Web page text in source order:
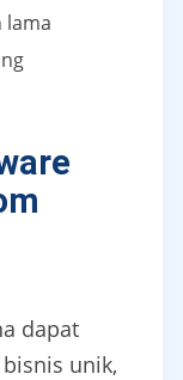
lama
dapat
unik,